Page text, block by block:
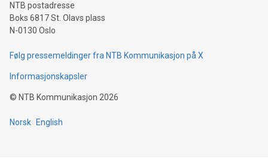
NTB postadresse
Boks 6817 St. Olavs plass
N-0130 Oslo
Følg pressemeldinger fra NTB Kommunikasjon på X
Informasjonskapsler
© NTB Kommunikasjon 2026
Norsk English